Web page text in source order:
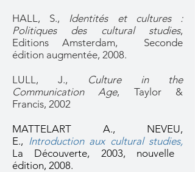
HALL, S., Identités et cultures :
Politiques des cultural studies,
Editions Amsterdam, Seconde
édition augmentée, 2008.
LULL, J.,
Culture in the
Communication Age, Taylor &
Francis, 2002
MATTELART A., NEVEU,
E., Introduction aux cultural studies,
La Découverte, 2003, nouvelle
édition, 2008.